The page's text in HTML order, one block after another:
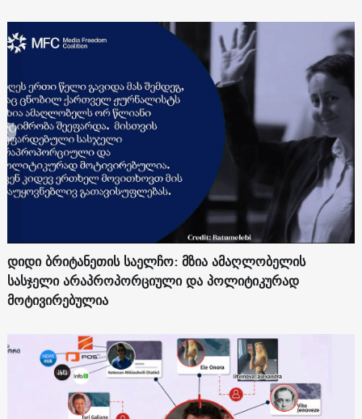
დიდი ბრიტანეთის საელჩო: მზია ამაღლობელის
სასჯელი არაპროპორციული და პოლიტიკურად
მოტივირებულია